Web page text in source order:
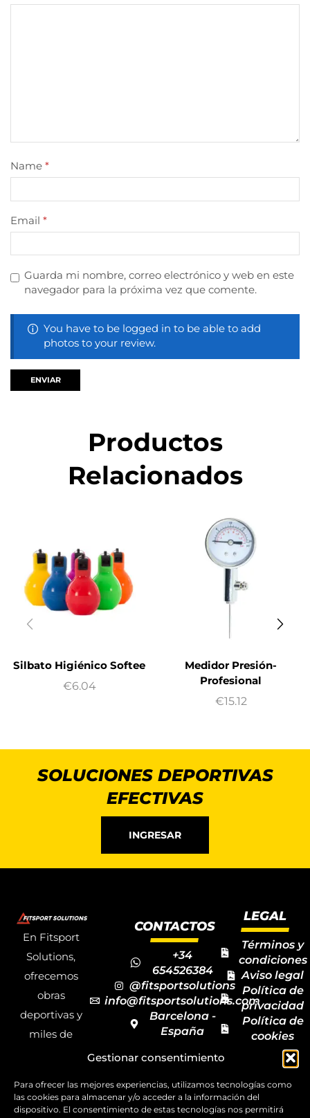
Gestionar consentimiento
Para ofrecer las mejores experiencias, utilizamos tecnologías como
las cookies para almacenar y/o acceder a la información del
dispositivo. El consentimiento de estas tecnologías nos permitirá
Name *
Email *
Guarda mi nombre, correo electrónico y web en este
navegador para la próxima vez que comente.
You have to be logged in to be able to add
photos to your review.
Productos
Relacionados
Silbato Higiénico Softee
€6.04
Medidor Presión-
Profesional
€15.12
SOLUCIONES DEPORTIVAS
EFECTIVAS
INGRESAR
En Fitsport
Solutions,
ofrecemos
obras
deportivas y
miles de
deportivos
para todas las
CONTACTOS
+34
654526384
@fitsportsolutions
info@fitsportsolutions.com
Barcelona -
España
de contacto
LEGAL
Términos y
condiciones
Aviso legal
Política de
privacidad
Política de
cookies
Mapa del
sitio